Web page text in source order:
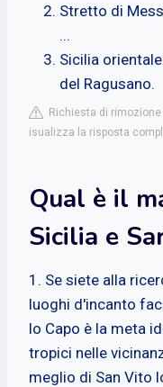
Stretto di
...
Sicilia
del Ragusano.
Richiesta di
isualizza la risposta
Qual è il
Sicilia e
1. Se siete alla
luoghi d'incanto
lo Capo è la meta
tropici nelle
meglio di San Vito